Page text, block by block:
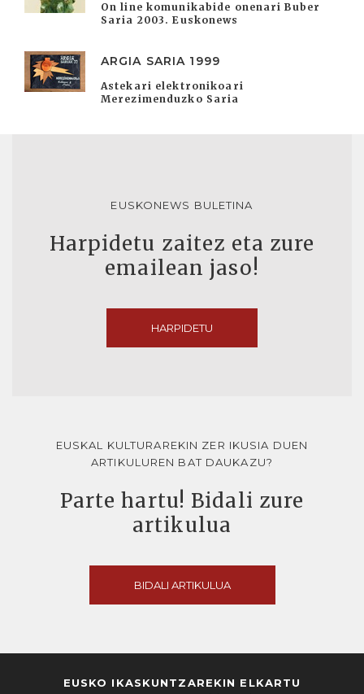
On line komunikabide onenari Buber
Saria 2003. Euskonews
ARGIA SARIA 1999
Astekari elektronikoari
Merezimenduzko Saria
EUSKONEWS BULETINA
Harpidetu zaitez eta zure
emailean jaso!
HARPIDETU
EUSKAL KULTURAREKIN ZER IKUSIA DUEN
ARTIKULUREN BAT DAUKAZU?
Parte hartu! Bidali zure
artikulua
BIDALI ARTIKULUA
EUSKO IKASKUNTZAREKIN ELKARTU